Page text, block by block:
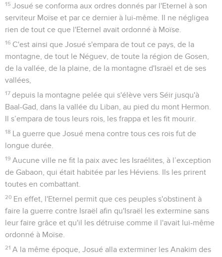
15 Josué se conforma aux ordres donnés par l'Eternel à son
serviteur Moïse et par ce dernier à lui-même. Il ne négligea
rien de tout ce que l'Eternel avait ordonné à Moïse.
16 C'est ainsi que Josué s'empara de tout ce pays, de la
montagne, de tout le Néguev, de toute la région de Gosen,
de la vallée, de la plaine, de la montagne d'Israël et de ses
vallées,
17 depuis la montagne pelée qui s'élève vers Séir jusqu'à
Baal-Gad, dans la vallée du Liban, au pied du mont Hermon.
Il s’empara de tous leurs rois, les frappa et les fit mourir.
18
La guerre que Josué mena contre tous ces rois fut de
longue durée.
19 Aucune ville ne fit la paix avec les Israélites, à l’exception
de Gabaon, qui était habitée par les Héviens. Ils les prirent
toutes en combattant.
20 En effet, l'Eternel permit que ces peuples s'obstinent à
faire la guerre contre Israël afin qu'Israël les extermine sans
leur faire grâce et qu'il les détruise comme il l'avait lui-même
ordonné à Moïse.
21 A la même époque, Josué alla exterminer les Anakim des